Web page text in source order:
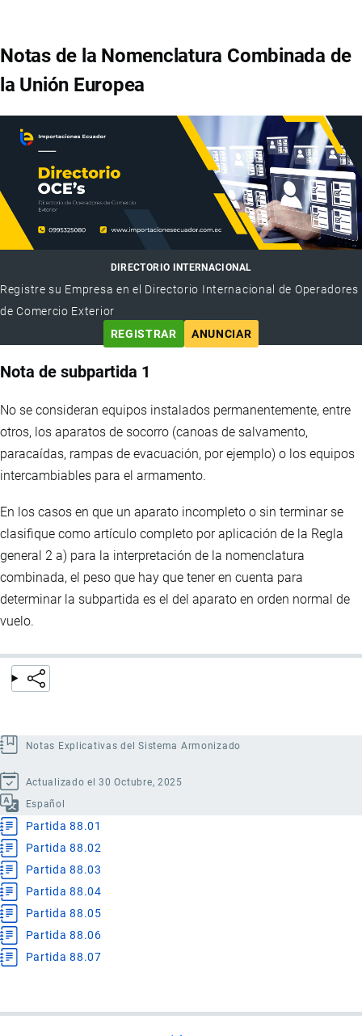
Notas de la Nomenclatura Combinada de
la Unión Europea
DIRECTORIO INTERNACIONAL
Registre su Empresa en el Directorio Internacional de Operadores
de Comercio Exterior
REGISTRAR
ANUNCIAR
Nota de subpartida 1
No se consideran equipos instalados permanentemente, entre
otros, los aparatos de socorro (canoas de salvamento,
paracaídas, rampas de evacuación, por ejemplo) o los equipos
intercambiables para el armamento.
En los casos en que un aparato incompleto o sin terminar se
clasifique como artículo completo por aplicación de la Regla
general 2 a) para la interpretación de la nomenclatura
combinada, el peso que hay que tener en cuenta para
determinar la subpartida es el del aparato en orden normal de
vuelo.
Notas Explicativas del Sistema Armonizado
Actualizado el 30 Octubre, 2025
Español
Partida 88.01
Partida 88.02
Partida 88.03
Partida 88.04
Partida 88.05
Partida 88.06
Partida 88.07